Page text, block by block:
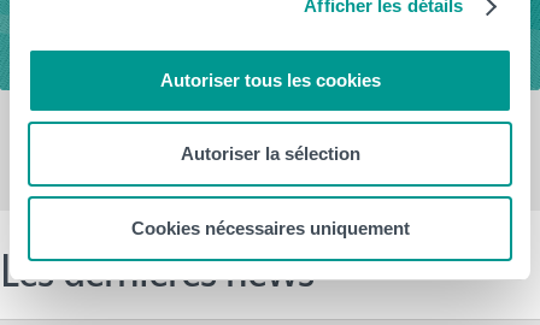
Afficher les détails
Autoriser tous les cookies
Autoriser la sélection
Cookies nécessaires uniquement
Les dernières news